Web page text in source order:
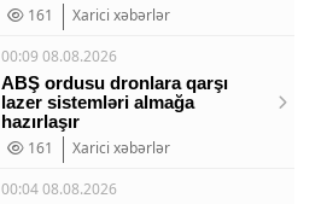
161
Xarici xəbərlər
00:09 08.08.2026
ABŞ ordusu dronlara qarşı
lazer sistemləri almağa
hazırlaşır
161
Xarici xəbərlər
00:04 08.08.2026